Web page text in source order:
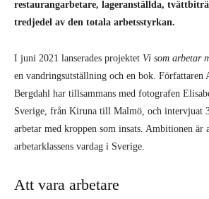
restaurangarbetare, lageranställda,
tredjedel av den totala arbetsstyrkan.
I juni 2021 lanserades projektet Vi som arbetar
en vandringsutställning och en bok. Författaren
Bergdahl har tillsammans med fotografen
Sverige, från Kiruna till Malmö, och intervjuat
arbetar med kroppen som insats. Ambitionen är
arbetarklassens vardag i Sverige.
Att vara arbetare